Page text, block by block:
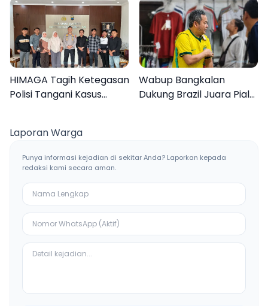
Liburan Keluarga
Inovasi Teknologi
HIMAGA Tagih Ketegasan
Polisi Tangani Kasus
Wabup Bangkalan
Dukung Brazil Juara Piala
Laporan Warga
Punya informasi kejadian di sekitar Anda? Laporkan kepada
redaksi kami secara aman.